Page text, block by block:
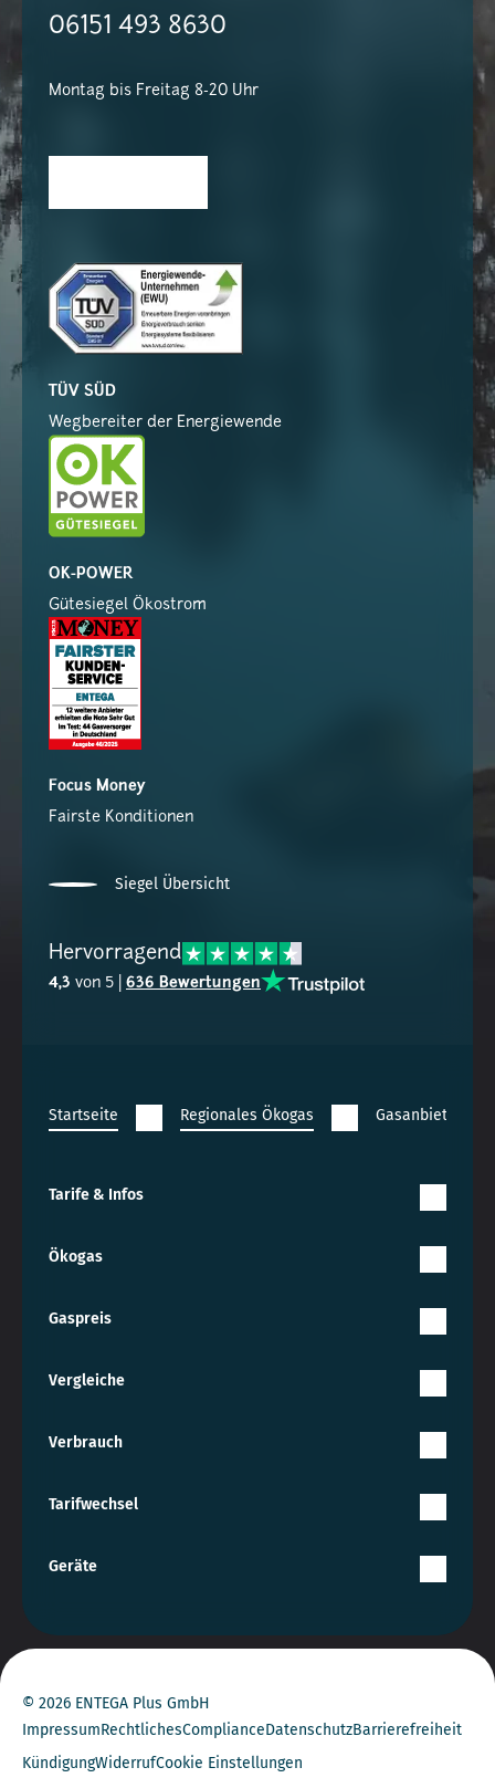
06151 493 8630
Montag bis Freitag 8-20 Uhr
TÜV SÜD
Wegbereiter der Energiewende
OK-POWER
Gütesiegel Ökostrom
Focus Money
Fairste Konditionen
Siegel Übersicht
Hervorragend
4,3 von 5 | 636 Bewertungen
Startseite Regionales Ökogas Gasanbieter
Tarife & Infos
Ökogas
Gaspreis
Vergleiche
Verbrauch
Tarifwechsel
Geräte
© 2026 ENTEGA Plus GmbH
ImpressumRechtlichesComplianceDatenschutzBarrierefreiheit
KündigungWiderrufCookie Einstellungen